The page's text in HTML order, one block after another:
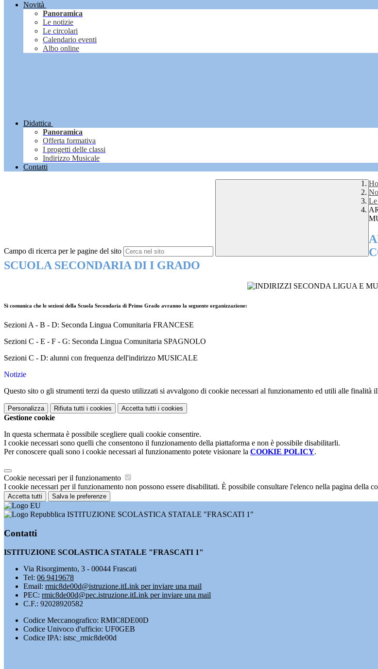
Novità
Panoramica
Le notizie
Le circolari
Calendario eventi
Albo online
Didattica
Panoramica
Offerta formativa
I progetti delle classi
Indirizzo Musicale
Contatti
Campo di ricerca per le pagine del sito
SCUOLA SECONDARIA DI I GRADO
Si comunica che le sezioni della Scuola Secondaria di Primo Grado avranno la seguente organizzazione:
Sezioni A - B - D: Seconda Lingua Comunitaria FRANCESE
Sezioni C - E - F - G: Seconda Lingua Comunitaria SPAGNOLO
Sezioni C - D: alunni con frequenza dell'indirizzo MUSICALE
Notizie
Questo sito o gli strumenti terzi da questo utilizzati si avvalgono di cookie necessari al funzionamento ed utili alle finalità
Personalizza Rifiuta tutti i cookies Accetta tutti i cookies
Gestione cookie
In questa schermata è possibile scegliere quali cookie consentire.
I cookie necessari sono quelli che consentono il funzionamento della piattaforma e non è possibile disabilitarli.
Per conoscere quali sono i cookie necessari al funzionamento potete visionare la COOKIE POLICY.
Cookie necessari per il funzionamento
I cookie necessari per il funzionamento non possono essere disabilitati. È possibile consultare l'elenco nella pagina della
Accetta tutti Salva le preferenze
ISTITUZIONE SCOLASTICA STATALE "FRASCATI 1"
Contatti
ISTITUZIONE SCOLASTICA STATALE "FRASCATI 1"
Via Risorgimento, 3 - 00044 Frascati
Tel: 06 9419678
Email: rmic8de00d@istruzione.itLink per inviare una mail
PEC: rmic8de00d@pec.istruzione.itLink per inviare una mail
C.F.: 92028920582
Codice Meccanografico: RMIC8DE00D
Codice Univoco d'ufficio: UF0GEB
Codice IPA: istsc_rmic8de00d